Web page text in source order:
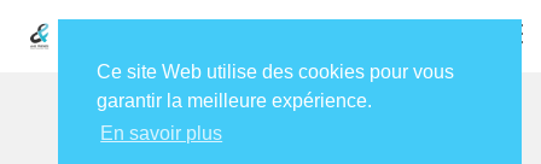
Ce site Web utilise des cookies pour vous
garantir la meilleure expérience.
En savoir plus